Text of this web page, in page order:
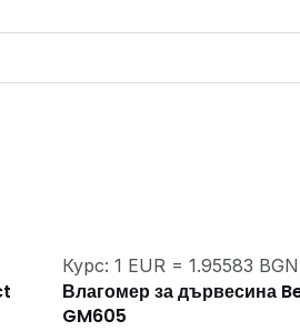
Курс: 1 EUR = 1.95583 BGN
Влагомер за дървесина
GM605